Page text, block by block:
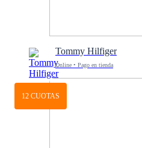
Tommy Hilfiger
Online • Pago en tienda
12 CUOTAS